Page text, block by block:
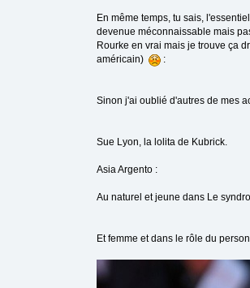
En même temps, tu sais,
devenue méconnaissable mais
Rourke en vrai mais je trouve ça
américain)
:
Sinon j'ai oublié d'autres de mes
Sue Lyon, la lolita de Kubrick.
Asia Argento :
Au naturel et jeune dans Le
Et femme et dans le rôle du